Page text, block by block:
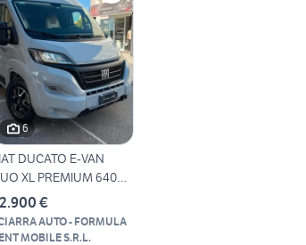
6
DUCATO E-VAN
XL PREMIUM 640
2.2 MJT
€
AUTO - FORMULA
MOBILE S.R.L.